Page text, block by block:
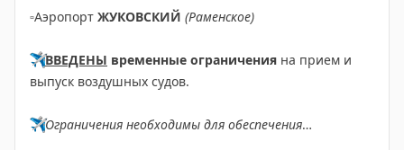
▫️Аэропорт ЖУКОВСКИЙ (Раменское)
✈️ВВЕДЕНЫ временные ограничения на прием и
выпуск воздушных судов.
✈️Ограничения необходимы для обеспечения